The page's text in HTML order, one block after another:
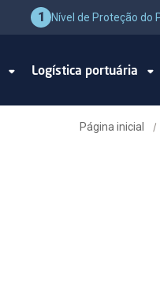
1 Nível de Proteção do
Logística portuária
Página inicial /